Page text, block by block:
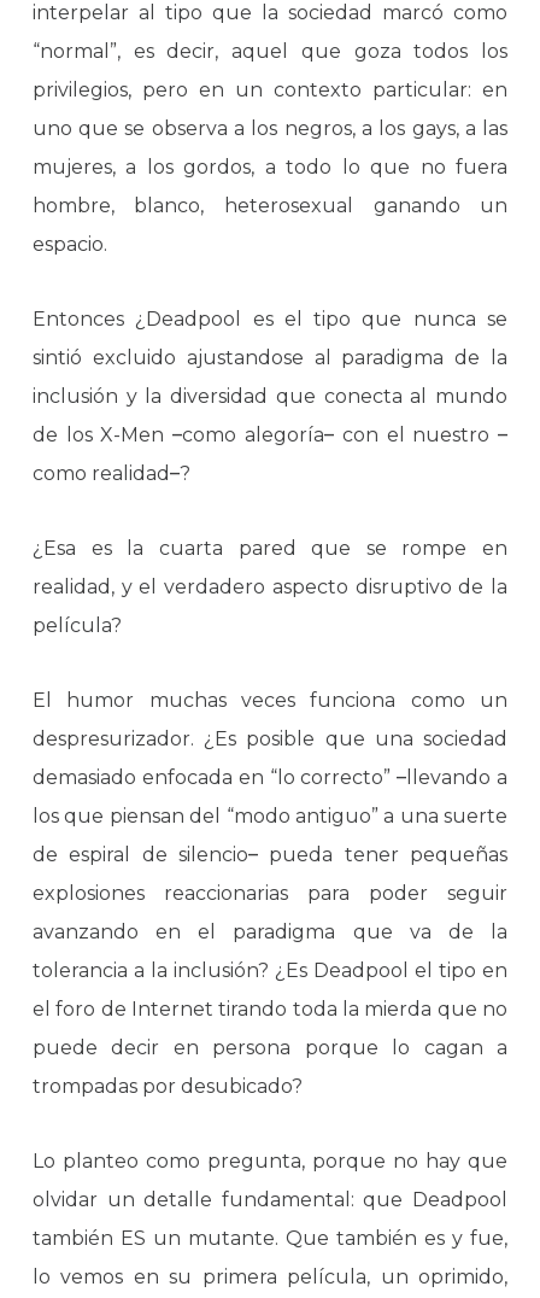
interpelar al tipo que la sociedad marcó como
“normal”, es decir, aquel que goza todos los
privilegios, pero en un contexto particular: en
uno que se observa a los negros, a los gays, a las
mujeres, a los gordos, a todo lo que no fuera
hombre, blanco, heterosexual ganando un
espacio.
Entonces ¿Deadpool es el tipo que nunca se
sintió excluido ajustandose al paradigma de la
inclusión y la diversidad que conecta al mundo
de los X-Men–como alegoría– con el nuestro–
como realidad–?
¿Esa es la cuarta pared que se rompe en
realidad, y el verdadero aspecto disruptivo de la
película?
El humor muchas veces funciona como un
despresurizador. ¿Es posible que una sociedad
demasiado enfocada en “lo correcto”– llevando a
los que piensan del “modo antiguo” a una suerte
de espiral de silencio– pueda tener pequeñas
explosiones reaccionarias para poder seguir
avanzando en el paradigma que va de la
tolerancia a la inclusión? ¿Es Deadpool el tipo en
el foro de Internet tirando toda la mierda que no
puede decir en persona porque lo cagan a
trompadas por desubicado?
Lo planteo como pregunta, porque no hay que
olvidar un detalle fundamental: que Deadpool
también ES un mutante. Que también es y fue,
lo vemos en su primera película, un oprimido,